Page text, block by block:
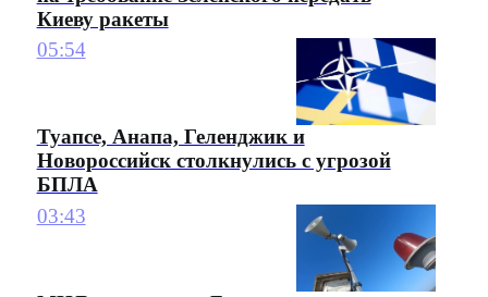
Киеву ракеты
05:54
Туапсе, Анапа, Геленджик и
Новороссийск столкнулись с угрозой
БПЛА
03:43